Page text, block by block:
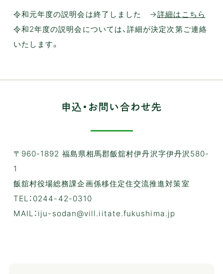
令和元年度の説明会は終了しました →詳細はこちら
令和2年度の説明会については、詳細が決定次第ご連絡
いたします。
申込・お問い合わせ先
〒960-1892 福島県相馬郡飯舘村伊丹沢字伊丹沢580-
1
飯舘村役場総務課企画係移住定住交流推進対策室
TEL：0244-42-0310
MAIL：iju-sodan@vill.iitate.fukushima.jp